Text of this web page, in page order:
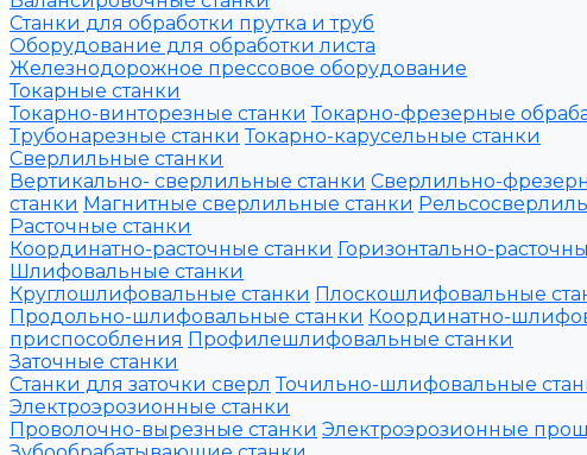
Станки для обработки прутка и труб
Оборудование для обработки листа
Железнодорожное прессовое оборудование
Токарные станки
Токарно-винторезные станки Токарно-фрезерные
Трубонарезные станки Токарно-карусельные станки
Сверлильные станки
Вертикально- сверлильные станки Сверлильно-
станки Магнитные сверлильные станки
Расточные станки
Координатно-расточные станки Горизонтально-
Шлифовальные станки
Круглошлифовальные станки Плоскошлифовальные
Продольно-шлифовальные станки Координатно-
приспособления Профилешлифовальные станки
Заточные станки
Станки для заточки сверл Точильно-шлифовальные
Электроэрозионные станки
Проволочно-вырезные станки Электроэрозионные